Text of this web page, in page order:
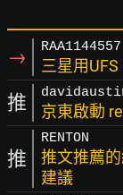
→ RAA1144557
三星用
推 京東啟動
推
RENTON
推文推薦
建議